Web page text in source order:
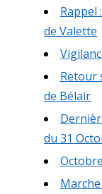
Rappel
de Valette
Retour
de Bélair
du 31